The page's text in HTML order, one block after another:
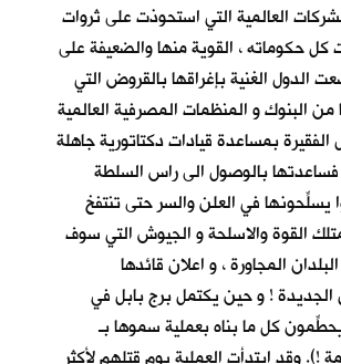
العالمية التي استحوذت على ثروات
كل حكوماته ، القوية منها والضعيفة على
الدول الغنية بإغراقها بالقروض التي
البنوك و المنظمات المصرفية العالمية
بمساعدة قيادات دكتاتورية جاهلة
فساعدتها بالوصول الى راس السلطة
يسلِّحونها في العلن والسر حتى تنتفخ
القوة والاسلحة و الجيوش التي سوف
المجاورة ، و اعلان قائدها
الجديدة ! و حين يكتمل برج بابل في
كل ما بناه بعملية سموها بـ